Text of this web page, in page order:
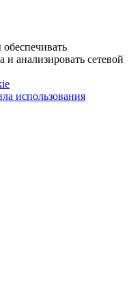
анализировать сетевой
использования